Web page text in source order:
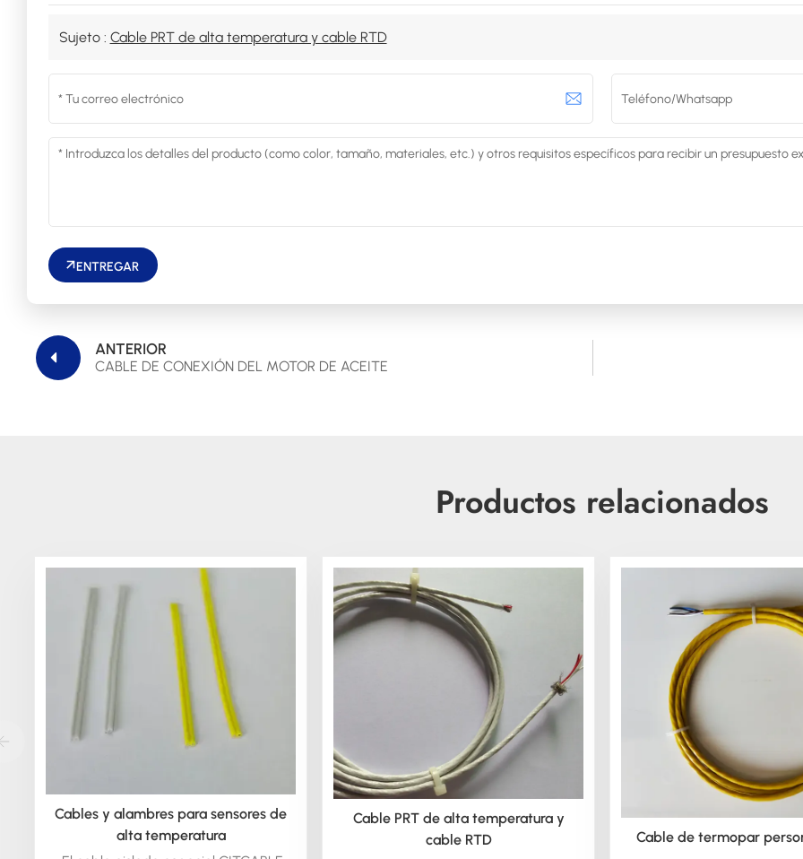
Sujeto : Cable PRT de alta temperatura y cable RTD
ENTREGAR
ANTERIOR
CABLE DE CONEXIÓN DEL MOTOR DE ACEITE
Productos relacionados
Cables y alambres para sensores de
alta temperatura
Cable PRT de alta temperatura y
cable RTD
Cable de termopar